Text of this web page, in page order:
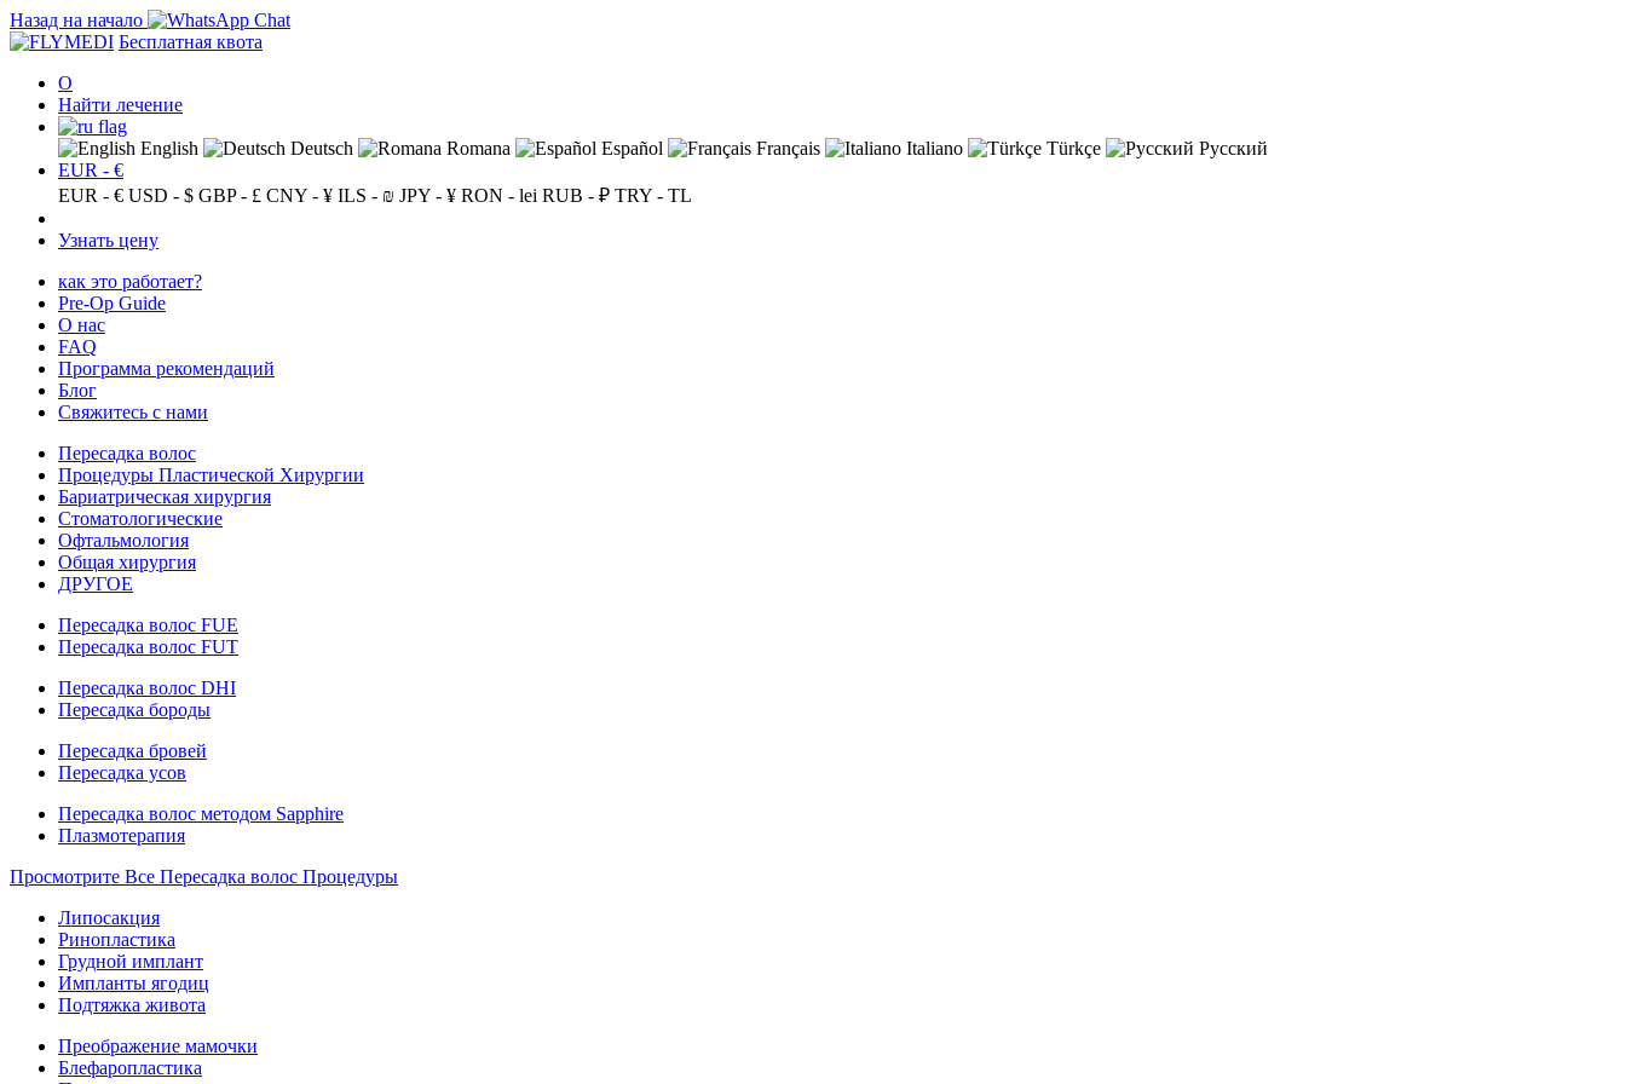
Назад на начало
Бесплатная квота
О
Найти лечение
English Deutsch Romana Español Français Italiano Türkçe
Русский
EUR - €
EUR - € USD - $ GBP - £ CNY - ¥ ILS - ₪ JPY - ¥ RON - lei RUB - ₽ TRY - TL
Узнать цену
как это работает?
Pre-Op Guide
О нас
FAQ
Программа рекомендаций
Блог
Свяжитесь с нами
Пересадка волос
Процедуры Пластической Хирургии
Бариатрическая хирургия
Стоматологические
Офтальмология
Общая хирургия
ДРУГОЕ
Пересадка волос FUE
Пересадка волос FUT
Пересадка волос DHI
Пересадка бороды
Пересадка бровей
Пересадка усов
Пересадка волос методом Sapphire
Плазмотерапия
Просмотрите Все Пересадка волос Процедуры
Липосакция
Ринопластика
Грудной имплант
Импланты ягодиц
Подтяжка живота
Преображение мамочки
Блефаропластика